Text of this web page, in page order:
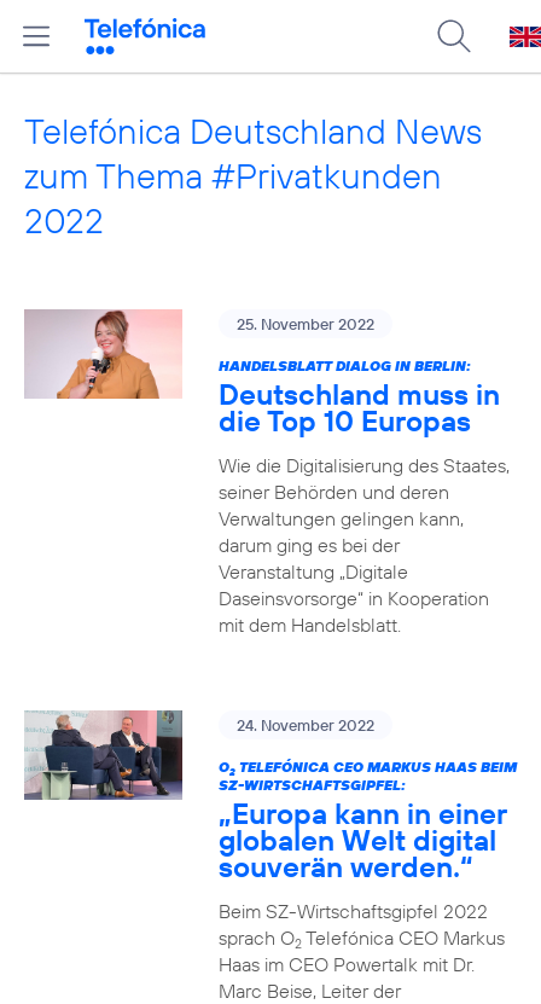
Telefónica Deutschland News
zum Thema #Privatkunden
2022
25. November 2022
HANDELSBLATT DIALOG IN BERLIN:
Deutschland muss in
die Top 10 Europas
Wie die Digitalisierung des Staates,
seiner Behörden und deren
Verwaltungen gelingen kann,
darum ging es bei der
Veranstaltung „Digitale
Daseinsvorsorge“ in Kooperation
mit dem Handelsblatt.
24. November 2022
O2TELEFÓNICA CEO MARKUS HAAS BEIM
SZ-WIRTSCHAFTSGIPFEL:
„Europa kann in einer
globalen Welt digital
souverän werden.“
Beim SZ-Wirtschaftsgipfel 2022
sprach O2Telefónica CEO Markus
Haas im CEO Powertalk mit Dr.
Marc Beise, Leiter der